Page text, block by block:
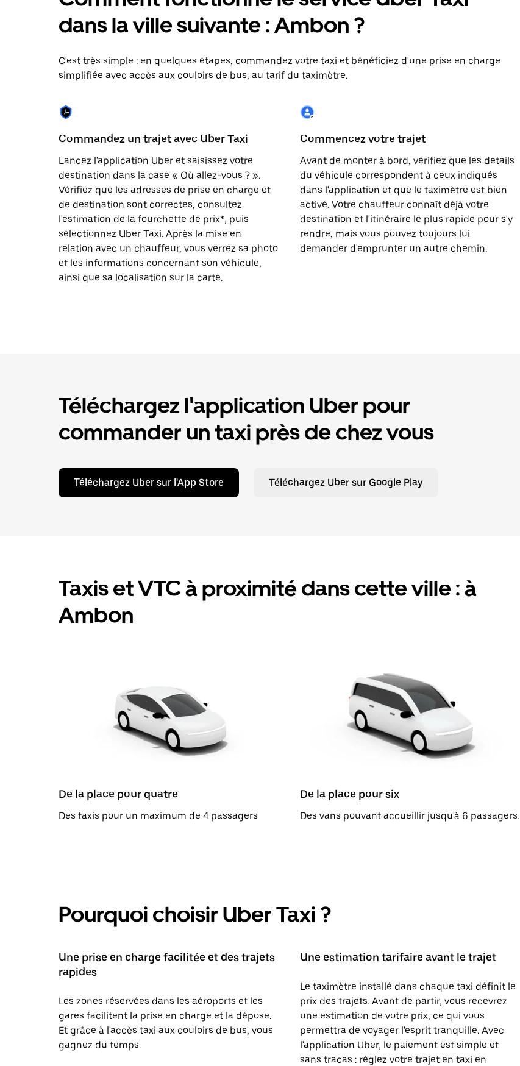
le
et
date.
Appuyez
sur
touche
Échap
fermer
calendrier.
dans la ville suivante : Ambon ?
C'est très simple : en quelques étapes, commandez votre taxi et bénéficiez d'une prise en charge
simplifiée avec accès aux couloirs de bus, au tarif du taximètre.
Commandez un trajet avec Uber Taxi
Lancez l'application Uber et saisissez votre
destination dans la case « Où allez-vous ? ».
Vérifiez que les adresses de prise en charge et
de destination sont correctes, consultez
l'estimation de la fourchette de prix*, puis
sélectionnez Uber Taxi. Après la mise en
relation avec un chauffeur, vous verrez sa photo
et les informations concernant son véhicule,
ainsi que sa localisation sur la carte.
Commencez votre trajet
Avant de monter à bord, vérifiez que les détails
du véhicule correspondent à ceux indiqués
dans l'application et que le taximètre est bien
activé. Votre chauffeur connaît déjà votre
destination et l'itinéraire le plus rapide pour s'y
rendre, mais vous pouvez toujours lui
demander d'emprunter un autre chemin.
Téléchargez l'application Uber pour
commander un taxi près de chez vous
Téléchargez Uber sur l'App Store Téléchargez Uber sur Google Play
Taxis et VTC à proximité dans cette ville : à
Ambon
De la place pour quatre
Des taxis pour un maximum de 4 passagers
De la place pour six
Des vans pouvant accueillir jusqu'à 6 passagers.
Pourquoi choisir Uber Taxi ?
Une prise en charge facilitée et des trajets
rapides
Les zones réservées dans les aéroports et les
gares facilitent la prise en charge et la dépose.
Et grâce à l'accès taxi aux couloirs de bus, vous
gagnez du temps.
Une estimation tarifaire avant le trajet
Le taximètre installé dans chaque taxi définit le
prix des trajets. Avant de partir, vous recevrez
une estimation de votre prix, ce qui vous
permettra de voyager l'esprit tranquille. Avec
l'application Uber, le paiement est simple et
sans tracas : réglez votre trajet en taxi en